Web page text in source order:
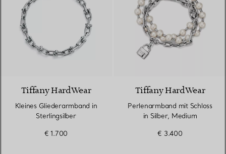
Tiffany HardWear
Kleines Gliederarmband in
Sterlingsilber
€ 1.700
Tiffany HardWear
Perlenarmband mit Schloss
in Silber, Medium
€ 3.400